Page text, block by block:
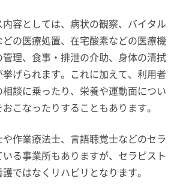
容としては、病状の観察、バイタル
の医療処置、在宅酸素などの医療機
理、食事・排泄の介助、身体の清拭
げられます。これに加えて、利用者
談に乗ったり、栄養や運動面につい
こなったりすることもあります。
作業療法士、言語聴覚士などのセラ
る事業所もありますが、セラピスト
ではなくリハビリとなります。